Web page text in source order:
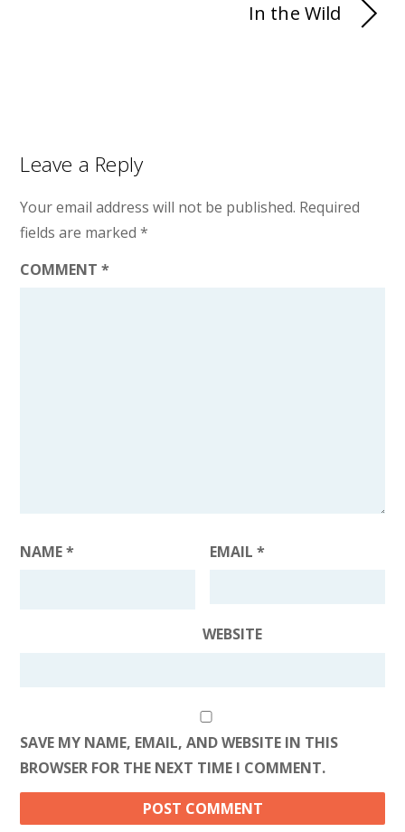
In the Wild
Leave a Reply
Your email address will not be published. Required
fields are marked*
COMMENT*
NAME* EMAIL*
WEBSITE
SAVE MY NAME, EMAIL, AND WEBSITE IN THIS
BROWSER FOR THE NEXT TIME I COMMENT.